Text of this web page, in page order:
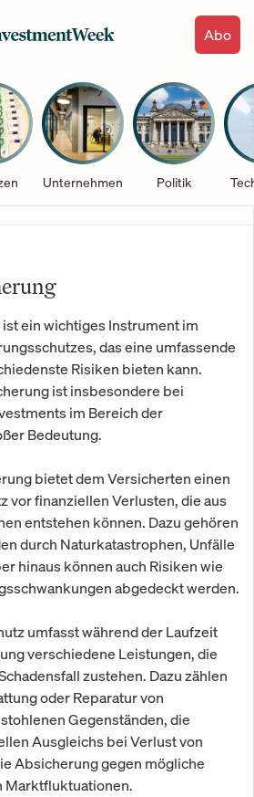
Abo
Unternehmen Politik
ein wichtiges Instrument im
das eine umfassende
Risiken bieten kann.
ist insbesondere bei
im Bereich der
Bedeutung.
bietet dem Versicherten einen
vor finanziellen Verlusten, die aus
entstehen können. Dazu gehören
durch Naturkatastrophen, Unfälle
hinaus können auch Risiken wie
abgedeckt werden.
umfasst während der Laufzeit
verschiedene Leistungen, die
zustehen. Dazu zählen
oder Reparatur von
Gegenständen, die
Ausgleichs bei Verlust von
Absicherung gegen mögliche
Marktfluktuationen.